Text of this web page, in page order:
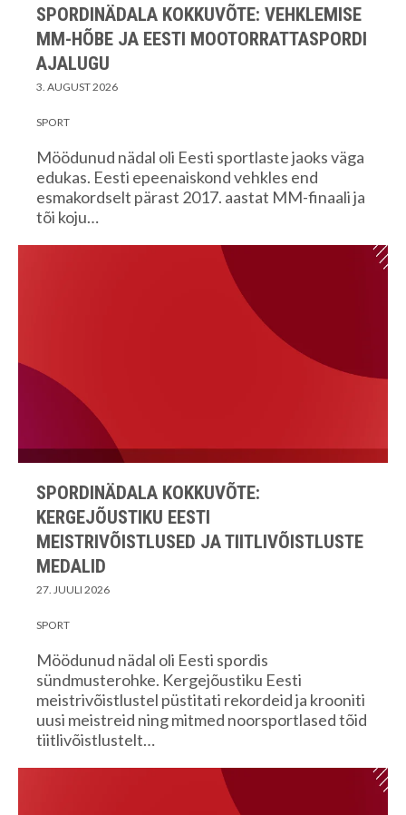
SPORDINÄDALA KOKKUVÕTE: VEHKLEMISE
MM-HÕBE JA EESTI MOOTORRATTASPORDI
AJALUGU
3. AUGUST 2026
SPORT
Möödunud nädal oli Eesti sportlaste jaoks väga
edukas. Eesti epeenaiskond vehkles end
esmakordselt pärast 2017. aastat MM-finaali ja
tõi koju…
SPORDINÄDALA KOKKUVÕTE:
KERGEJÕUSTIKU EESTI
MEISTRIVÕISTLUSED JA TIITLIVÕISTLUSTE
MEDALID
27. JUULI 2026
SPORT
Möödunud nädal oli Eesti spordis
sündmusterohke. Kergejõustiku Eesti
meistrivõistlustel püstitati rekordeid ja krooniti
uusi meistreid ning mitmed noorsportlased tõid
tiitlivõistlustelt…